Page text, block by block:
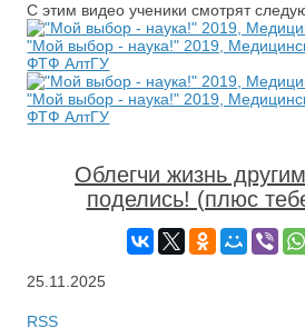
С этим видео ученики смотрят
"Мой выбор - наука!" 2019,
ФТФ АлтГУ
"Мой выбор - наука!" 2019,
ФТФ АлтГУ
Облегчи жизнь
поделись! (плюс
25.11.2025
RSS